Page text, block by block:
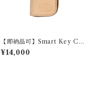
【即納品可】Smart Key Cas
e 『GROUND PLANE』
¥14,000